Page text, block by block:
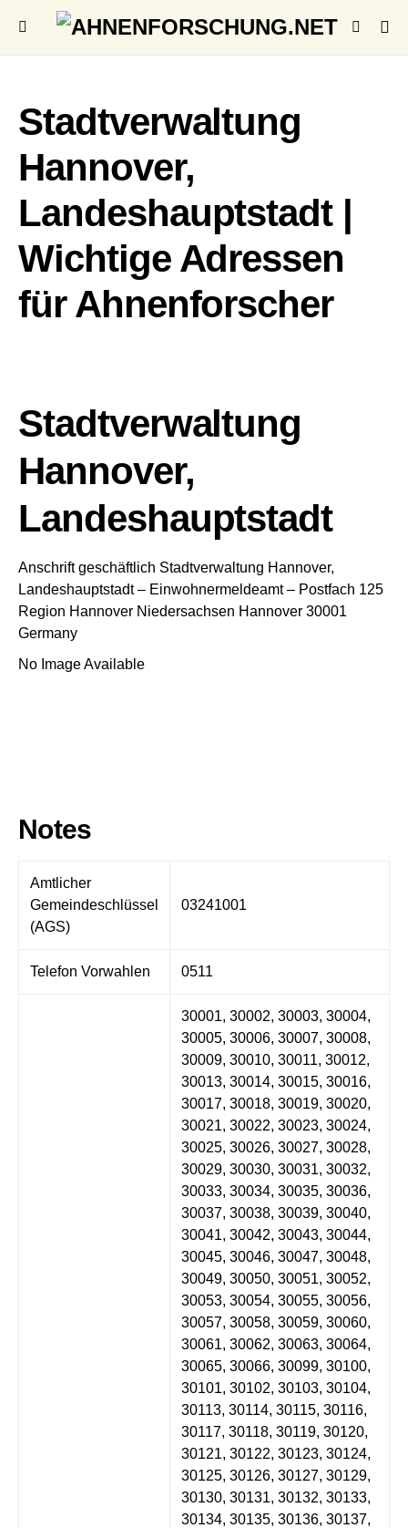
Stadtverwaltung
Hannover,
Landeshauptstadt |
Wichtige Adressen
für Ahnenforscher
Stadtverwaltung
Hannover,
Landeshauptstadt
Anschrift geschäftlich Stadtverwaltung Hannover,
Landeshauptstadt – Einwohnermeldeamt – Postfach 125
Region Hannover Niedersachsen Hannover 30001
Germany
No Image Available
Notes
Amtlicher
Gemeindeschlüssel
(AGS)
03241001
Telefon Vorwahlen 0511
30001, 30002, 30003, 30004,
30005, 30006, 30007, 30008,
30009, 30010, 30011, 30012,
30013, 30014, 30015, 30016,
30017, 30018, 30019, 30020,
30021, 30022, 30023, 30024,
30025, 30026, 30027, 30028,
30029, 30030, 30031, 30032,
30033, 30034, 30035, 30036,
30037, 30038, 30039, 30040,
30041, 30042, 30043, 30044,
30045, 30046, 30047, 30048,
30049, 30050, 30051, 30052,
30053, 30054, 30055, 30056,
30057, 30058, 30059, 30060,
30061, 30062, 30063, 30064,
30065, 30066, 30099, 30100,
30101, 30102, 30103, 30104,
30113, 30114, 30115, 30116,
30117, 30118, 30119, 30120,
30121, 30122, 30123, 30124,
30125, 30126, 30127, 30129,
30130, 30131, 30132, 30133,
30134, 30135, 30136, 30137,